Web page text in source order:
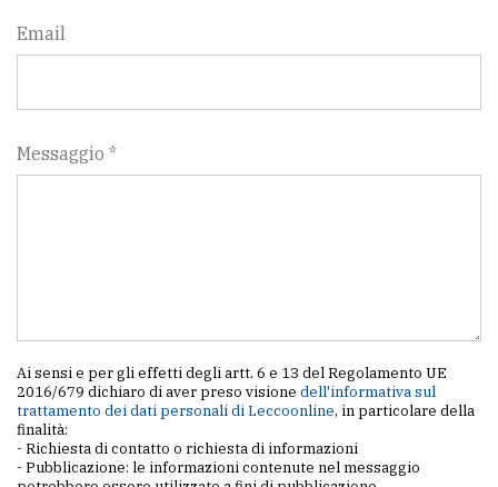
Email
Messaggio *
Ai sensi e per gli effetti degli artt. 6 e 13 del Regolamento UE
2016/679 dichiaro di aver preso visione dell'informativa sul
trattamento dei dati personali di Leccoonline, in particolare della
finalità:
- Richiesta di contatto o richiesta di informazioni
- Pubblicazione: le informazioni contenute nel messaggio